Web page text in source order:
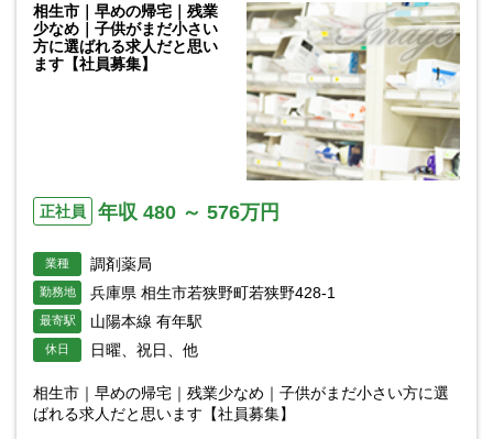
相生市｜早めの帰宅｜残業
少なめ｜子供がまだ小さい
方に選ばれる求人だと思い
ます【社員募集】
正社員 年収 480 ～ 576万円
業種 調剤薬局
勤務地 兵庫県 相生市若狭野町若狭野428-1
最寄駅 山陽本線 有年駅
休日 日曜、祝日、他
相生市｜早めの帰宅｜残業少なめ｜子供がまだ小さい方に選
ばれる求人だと思います【社員募集】